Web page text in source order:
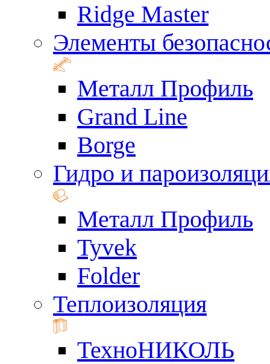
Ridge Master
Элементы
Металл Профиль
Grand Line
Borge
Гидро и
Металл Профиль
Tyvek
Folder
Теплоизоляция
ТехноНИКОЛЬ